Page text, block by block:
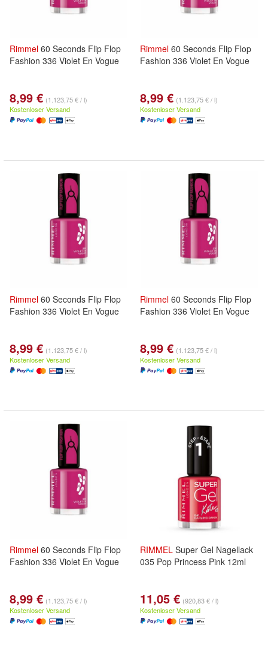
Rimmel 60 Seconds Flip Flop
Fashion 336 Violet En Vogue
8,99 € (1.123,75 € / l)
Kostenloser Versand
Rimmel 60 Seconds Flip Flop
Fashion 336 Violet En Vogue
8,99 € (1.123,75 € / l)
Kostenloser Versand
Rimmel 60 Seconds Flip Flop
Fashion 336 Violet En Vogue
8,99 € (1.123,75 € / l)
Kostenloser Versand
Rimmel 60 Seconds Flip Flop
Fashion 336 Violet En Vogue
8,99 € (1.123,75 € / l)
Kostenloser Versand
Rimmel 60 Seconds Flip Flop
Fashion 336 Violet En Vogue
8,99 € (1.123,75 € / l)
Kostenloser Versand
RIMMEL Super Gel Nagellack
035 Pop Princess Pink 12ml
11,05 € (920,83 € / l)
Kostenloser Versand